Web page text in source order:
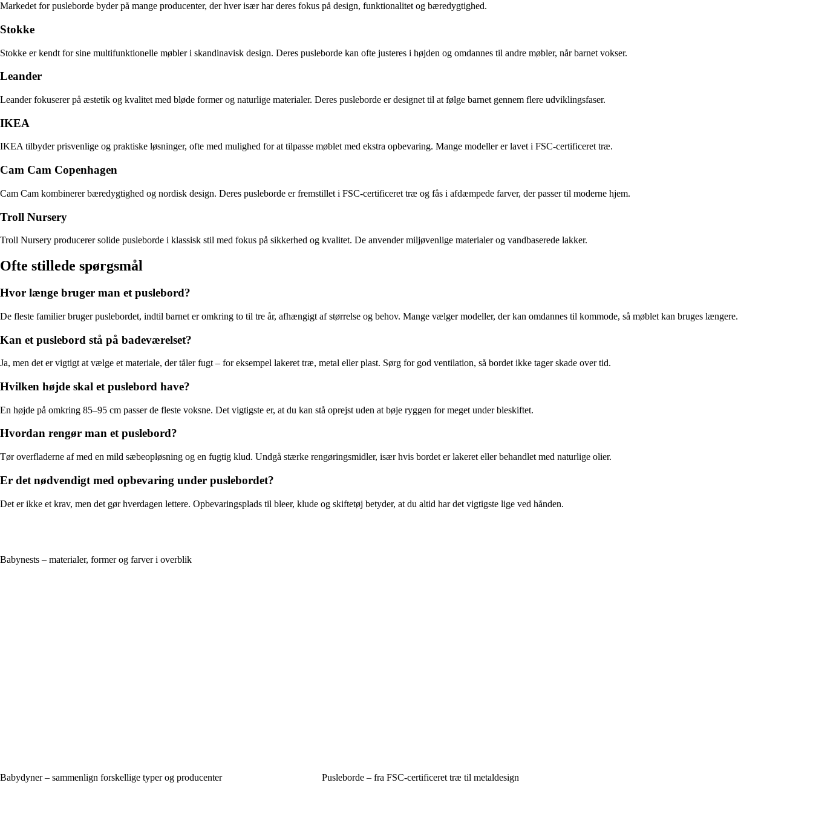
Markedet for pusleborde byder på mange producenter, der hver især har deres fokus på design, funktionalitet og bæredygtighed.
Stokke
Stokke er kendt for sine multifunktionelle møbler i skandinavisk design. Deres pusleborde kan ofte justeres i højden og omdannes til andre møbler, når barnet vokser.
Leander
Leander fokuserer på æstetik og kvalitet med bløde former og naturlige materialer. Deres pusleborde er designet til at følge barnet gennem flere udviklingsfaser.
IKEA
IKEA tilbyder prisvenlige og praktiske løsninger, ofte med mulighed for at tilpasse møblet med ekstra opbevaring. Mange modeller er lavet i FSC-certificeret træ.
Cam Cam Copenhagen
Cam Cam kombinerer bæredygtighed og nordisk design. Deres pusleborde er fremstillet i FSC-certificeret træ og fås i afdæmpede farver, der passer til moderne hjem.
Troll Nursery
Troll Nursery producerer solide pusleborde i klassisk stil med fokus på sikkerhed og kvalitet. De anvender miljøvenlige materialer og vandbaserede lakker.
Ofte stillede spørgsmål
Hvor længe bruger man et puslebord?
De fleste familier bruger puslebordet, indtil barnet er omkring to til tre år, afhængigt af størrelse og behov. Mange vælger modeller, der kan omdannes til kommode, så møblet kan bruges længere.
Kan et puslebord stå på badeværelset?
Ja, men det er vigtigt at vælge et materiale, der tåler fugt – for eksempel lakeret træ, metal eller plast. Sørg for god ventilation, så bordet ikke tager skade over tid.
Hvilken højde skal et puslebord have?
En højde på omkring 85–95 cm passer de fleste voksne. Det vigtigste er, at du kan stå oprejst uden at bøje ryggen for meget under bleskiftet.
Hvordan rengør man et puslebord?
Tør overfladerne af med en mild sæbeopløsning og en fugtig klud. Undgå stærke rengøringsmidler, især hvis bordet er lakeret eller behandlet med naturlige olier.
Er det nødvendigt med opbevaring under puslebordet?
Det er ikke et krav, men det gør hverdagen lettere. Opbevaringsplads til bleer, klude og skiftetøj betyder, at du altid har det vigtigste lige ved hånden.
Babynests – materialer, former og farver i overblik
Babydyner – sammenlign forskellige typer og producenter Pusleborde – fra FSC-certificeret træ til metaldesign